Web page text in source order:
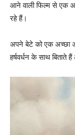
आने वाली फिल्म से एक
रहे हैं।
अपने बेटे को एक अच्छा
हर्षवर्धन के साथ